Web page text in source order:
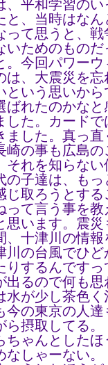
、平和学習の
と、当時はな
って思うと、
いためのもの
。今回パワー
は、大震災を
という思いか
ばれたのかな
した。カード
ました。真っ
崎の事も広島
それを知らな
の子達は、も
じ取ろうとす
って言う事を
思います。震
、十津川の情
川の台風でひ
りするんです
出るので何も
水が少し茶色
今の東京の人
摂取してる。
ちゃんとした
しゃーない。